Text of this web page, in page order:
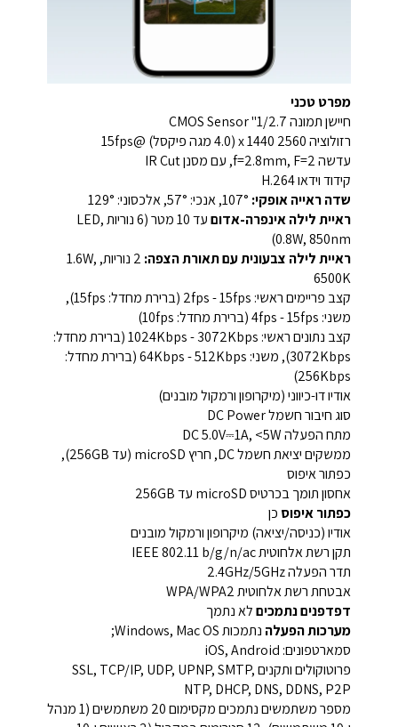
מפרט טכני
חיישן תמונה 1/2.7" CMOS Sensor
רזולוציה 2560 x 1440 (4.0 מגה פיקסל) @15fps
עדשה f=2.8mm, F=2, עם מסנן IR Cut
קידוד וידאו H.264
שדה ראייה אופקי:
ראיית לילה אינפרה-אדום
עד 10 מטר (6 נוריות LED,
0.8W, 850nm)
ראיית לילה צבעונית עם תאורת הצפה:
2 נוריות, 1.6W,
6500K
קצב פריימים ראשי: 2fps - 15fps (ברירת מחדל: 15fps),
משני: 4fps - 15fps (ברירת מחדל: 10fps)
קצב נתונים ראשי: 1024Kbps - 3072Kbps (ברירת מחדל:
3072Kbps), משני: 64Kbps - 512Kbps (ברירת מחדל:
256Kbps)
אודיו דו-כיווני (מיקרופון ורמקול מובנים)
סוג חיבור חשמל DC Power
מתח הפעלה DC 5.0V⎓1A, <5W
ממשקים יציאת חשמל DC, חריץ microSD (עד 256GB),
כפתור איפוס
אחסון תומך בכרטיס microSD עד 256GB
כפתור איפוס כן
אודיו (כניסה/יציאה) מיקרופון ורמקול מובנים
תקן רשת אלחוטית IEEE 802.11 b/g/n/ac
תדר הפעלה 2.4GHz/5GHz
אבטחת רשת אלחוטית WPA/WPA2
דפדפנים נתמכיםלא נתמך
מערכות הפעלה
נתמכות Windows, Mac OS;
סמארטפונים: iOS, Android
פרוטוקולים ותקנים SSL, TCP/IP, UDP, UPNP, SMTP,
NTP, DHCP, DNS, DDNS, P2P
מספר משתמשים נתמכים מקסימום 20 משתמשים (1 מנהל